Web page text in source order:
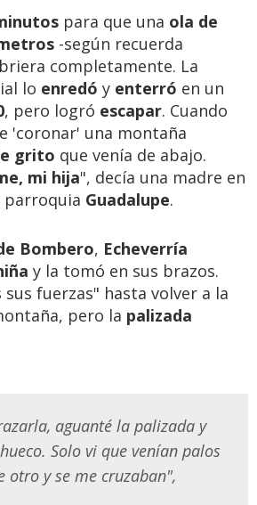
para que una ola de
-según recuerda
completamente. La
lo enredó y enterró en un
, pero logró escapar. Cuando
'coronar' una montaña
grito que venía de abajo.
mi hija", decía una madre en
parroquia Guadalupe.
Bombero, Echeverría
y la tomó en sus brazos.
fuerzas" hasta volver a la
pero la palizada
aguanté la palizada y
Solo vi que venían palos
otro y se me cruzaban",